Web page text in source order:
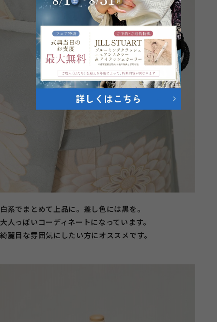
白系でまとめて上品に。差し色には黒を。
大人っぽいコーディネートになっています。
綺麗目な雰囲気にしたい方にオススメです。